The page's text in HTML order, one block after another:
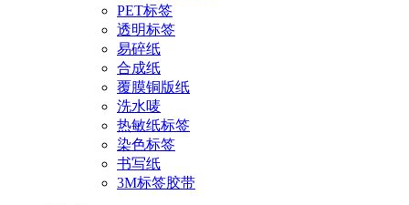
PET标签
透明标签
易碎纸
合成纸
覆膜铜版纸
洗水唛
热敏纸标签
染色标签
书写纸
3M标签胶带